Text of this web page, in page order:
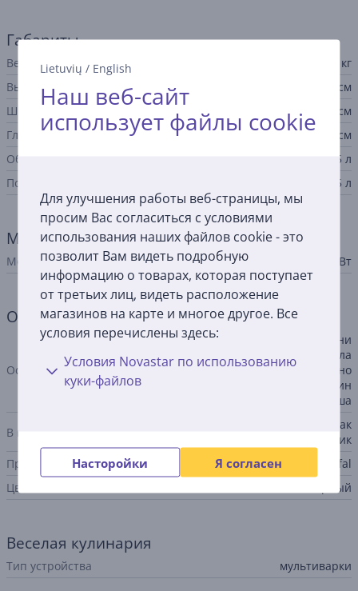
Lietuvių / English
Наш веб-сайт
использует файлы cookie
Для улучшения работы веб-страницы, мы
просим Вас согласиться с условиями
использования наших файлов cookie - это
позволит Вам видеть подробную
информацию о товарах, которая поступает
от третьих лиц, видеть расположение
магазинов на карте и многое другое. Все
условия перечислены здесь:
Условия Novastar по использованию
куки-файлов
Насторойки Я согласен
Габариты
Вес
4,7 кг
Высота
28,7 см
Ширина
31 см
Глубина
33,6 см
Общий объем
5 л
Полезный объем
3,5 л
Мощность
Мощность 1090 Вт
Общий параметр
Особенности
автоматическое приготовлени
е, функция сохранения тепла
до 24 часов, аксессуары можно
мыть в посудомоечной машин
е, съемная чаша
В комплекте
паровая корзина, мерный стак
ан, ложка для риса, половник
Производитель
Tefal
Цвет
черный
Веселая кулинария
Тип устройства мультиварки